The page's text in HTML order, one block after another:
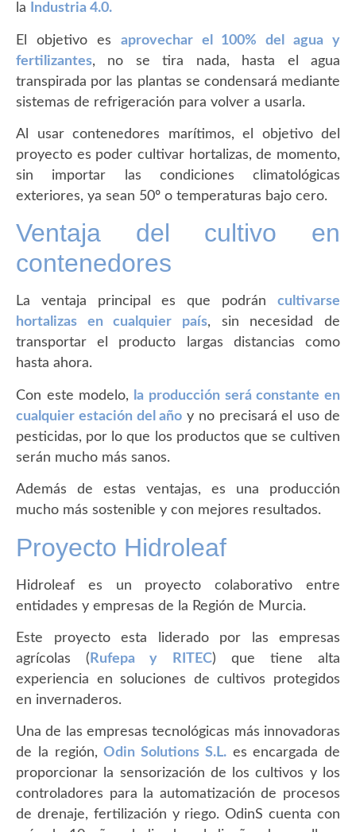
la
Industria 4.0.
El objetivo es aprovechar el 100% del agua y
fertilizantes, no se tira nada, hasta el agua
transpirada por las plantas se condensará mediante
sistemas de refrigeración para volver a usarla.
Al usar contenedores marítimos, el objetivo del
proyecto es poder cultivar hortalizas, de momento,
sin importar las condiciones climatológicas
exteriores, ya sean 50º o temperaturas bajo cero.
Ventaja del cultivo en
contenedores
La ventaja principal es que podrán cultivarse
hortalizas en cualquier país, sin necesidad de
transportar el producto largas distancias como
hasta ahora.
Con este modelo, la producción será constante en
cualquier estación del año y no precisará el uso de
pesticidas, por lo que los productos que se cultiven
serán mucho más sanos.
Además de estas ventajas, es una producción
mucho más sostenible y con mejores resultados.
Proyecto Hidroleaf
Hidroleaf es un proyecto colaborativo entre
entidades y empresas de la Región de Murcia.
Este proyecto esta liderado por las empresas
agrícolas ( Rufepa y RITEC) que tiene alta
experiencia en soluciones de cultivos protegidos
en invernaderos.
Una de las empresas tecnológicas más innovadoras
de la región,Odin Solutions S.L.es encargada de
proporcionar la sensorización de los cultivos y los
controladores para la automatización de procesos
de drenaje, fertilización y riego. OdinS cuenta con